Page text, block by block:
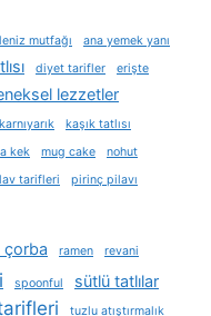
mutfağı
ana yemek yanı
diyet tarifler
erişte
lezzetler
karnıyarık
kaşık tatlısı
kek mug cake
nohut
tarifleri
pirinç pilavı
çorba ramen revani
spoonful sütlü tatlılar
tuzlu atıştırmalık